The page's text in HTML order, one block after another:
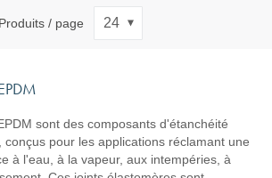
Produits / page
sont des composants d'étanchéité
conçus pour les applications réclamant une
à l'eau, à la vapeur, aux intempéries, à